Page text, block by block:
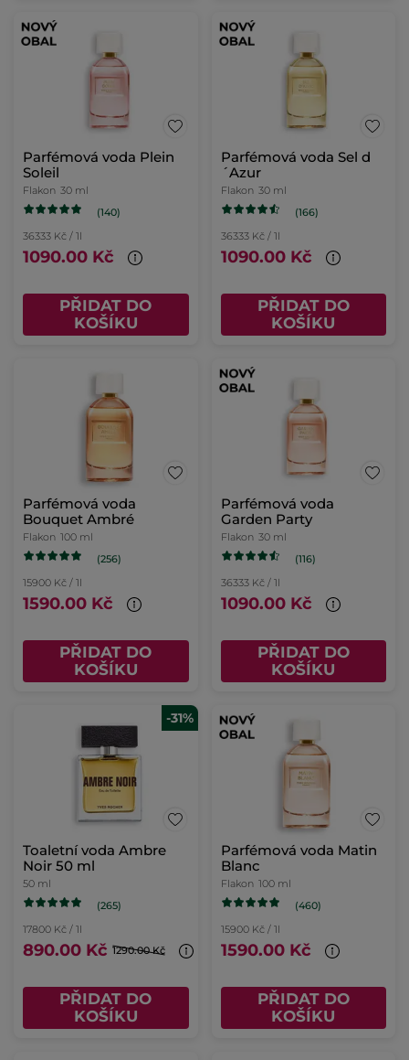
Parfémová voda Plein
Soleil
Flakon 30 ml
(140)
36333 Kč / 1l
1090.00 Kč
PŘIDAT DO
KOŠÍKU
Parfémová voda Sel d
´Azur
Flakon 30 ml
(166)
36333 Kč / 1l
1090.00 Kč
PŘIDAT DO
KOŠÍKU
Parfémová voda
Bouquet Ambré
Flakon 100 ml
(256)
15900 Kč / 1l
1590.00 Kč
PŘIDAT DO
KOŠÍKU
Parfémová voda
Garden Party
Flakon 30 ml
(116)
36333 Kč / 1l
1090.00 Kč
PŘIDAT DO
KOŠÍKU
-31%
Toaletní voda Ambre
Noir 50 ml
50 ml
(265)
17800 Kč / 1l
890.00 Kč 1290.00 Kč
PŘIDAT DO
KOŠÍKU
Parfémová voda Matin
Blanc
Flakon 100 ml
(460)
15900 Kč / 1l
1590.00 Kč
PŘIDAT DO
KOŠÍKU